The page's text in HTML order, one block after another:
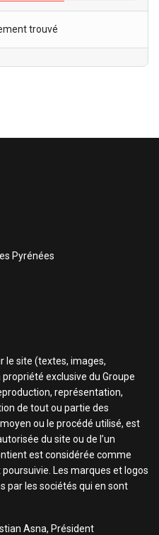
trouvé
Pyrénées
le site (textes, images,
exclusive du Groupe
représentation,
de tout ou partie des
ou le procédé utilisé, est
du site ou de l’un
est considérée comme
Les marques et logos
par les sociétés qui en sont
Asna, Président